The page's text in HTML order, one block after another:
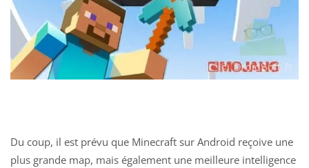
Du coup, il est prévu que Minecraft sur Android reçoive une
plus grande map, mais également une meilleure intelligence